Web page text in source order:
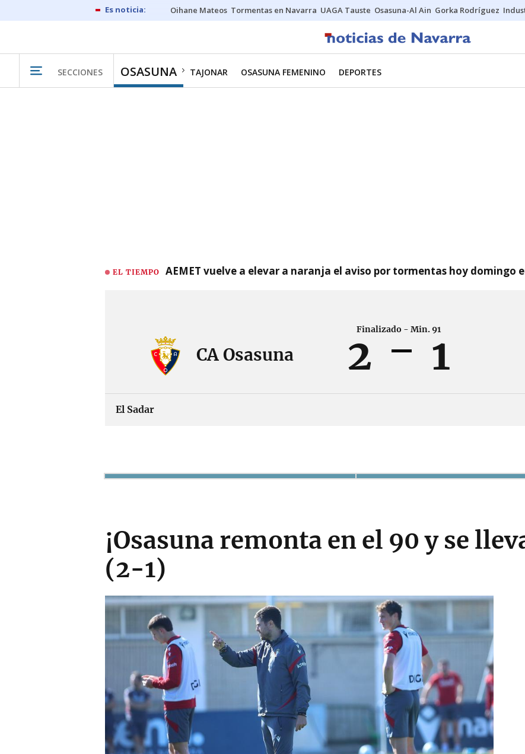
Oihane Mateos Tormentas en Navarra UAGA Tauste Osasuna-Al Ain Gorka Rodríguez
SECCIONES OSASUNA TAJONAR OSASUNA FEMENINO DEPORTES
EL TIEMPO AEMET vuelve a elevar a naranja el aviso por tormentas hoy domingo
Finalizado - Min. 91
CA Osasuna 2 1
El Sadar
¡Osasuna remonta en el 90 y se
(2-1)